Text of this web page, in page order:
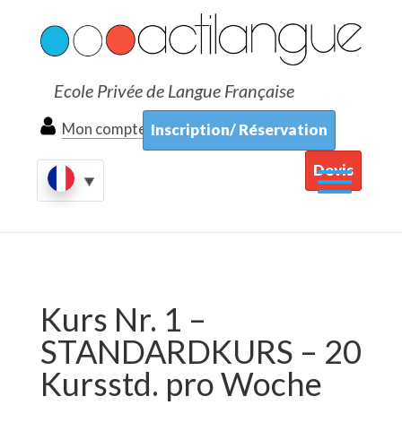
Ecole Privée de Langue Française
Mon compte Inscription/ Réservation
Devis
Kurs Nr. 1 –
STANDARDKURS – 20
Kursstd. pro Woche